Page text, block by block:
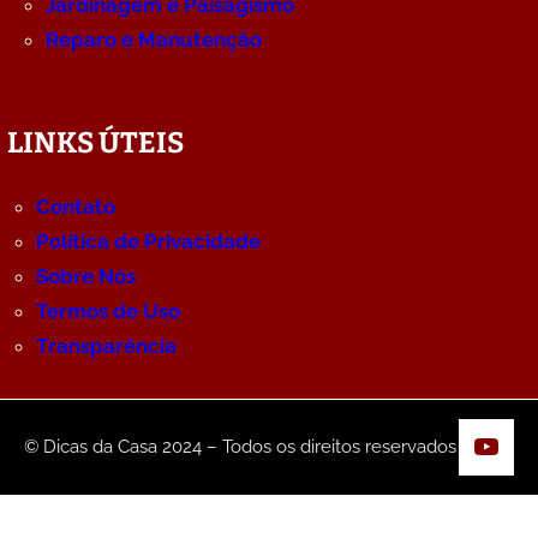
Reparo e Manutenção
LINKS ÚTEIS
Contato
Política de Privacidade
Sobre Nós
Termos de Uso
Transparência
© Dicas da Casa 2024 – Todos os direitos reservados